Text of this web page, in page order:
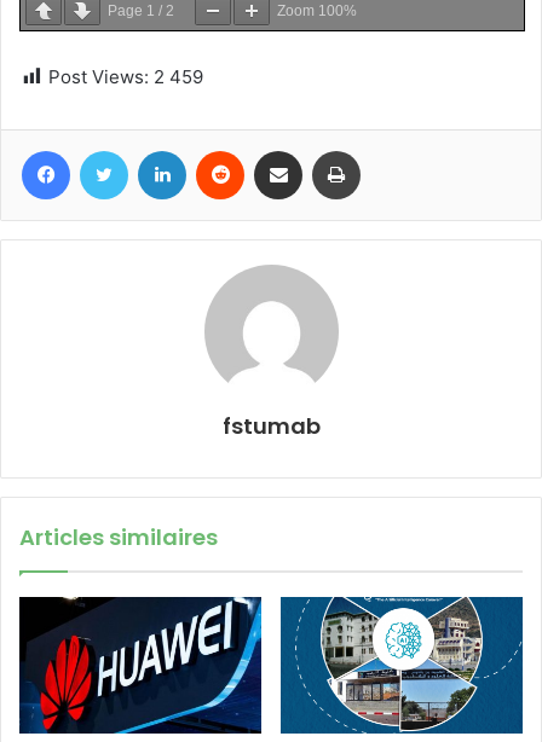
Page 1 / 2 Zoom 100%
Post Views: 2 459
FacebookTwitter Linkedin Reddit Partager par email
fstumab
Articles similaires